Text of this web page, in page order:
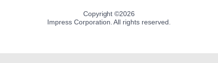
Copyright ©2026
Impress Corporation. All rights reserved.